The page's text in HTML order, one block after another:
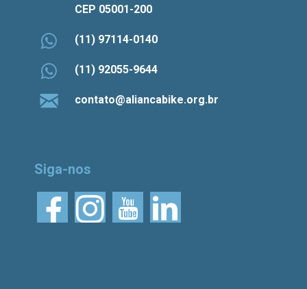
CEP 05001-200
(11) 97114-0140
(11) 92055-9644
contato@aliancabike.org.br
Siga-nos